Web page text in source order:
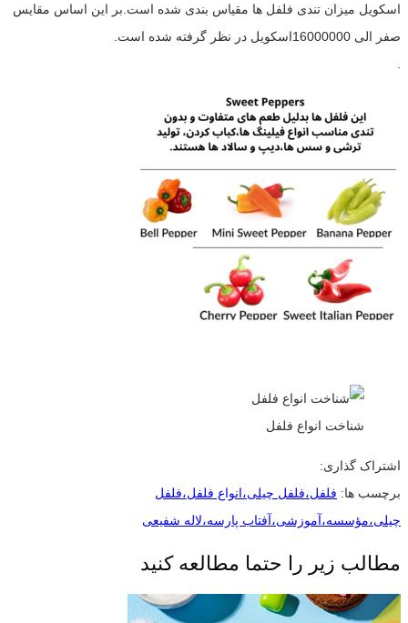
اسکویل میزان تندی فلفل ها مقیاس بندی شده است.بر این اساس مقایس
صفر الی 16000000اسکویل در نظر گرفته شده است.
شناخت انواع فلفل
اشتراک گذاری:
برچسب ها: فلفل،فلفل چیلی،انواع فلفل،فلفل
چیلی،مؤسسه،آموزشی،آفتاب پارسه،لاله شفیعی
مطالب زیر را حتما مطالعه کنید